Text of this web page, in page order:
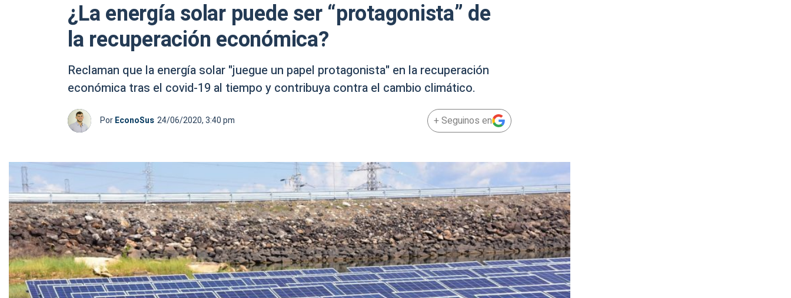
¿La energía solar puede ser “protagonista” de
la recuperación económica?
Reclaman que la energía solar "juegue un papel protagonista" en la recuperación
económica tras el covid-19 al tiempo y contribuya contra el cambio climático.
PorEconoSus 24/06/2020, 3:40 pm + Seguinos en